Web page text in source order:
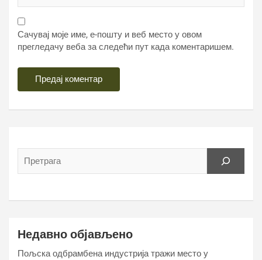
Сачувај моје име, е-пошту и веб место у овом
прегледачу веба за следећи пут када коментаришем.
Недавно објављено
Пољска одбрамбена индустрија тражи место у